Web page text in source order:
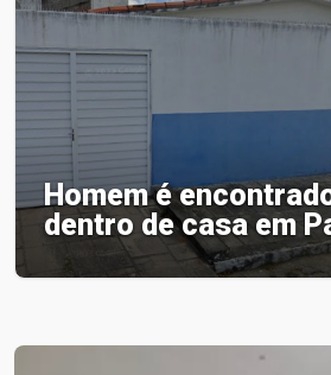
Homem é
dentro de casa em